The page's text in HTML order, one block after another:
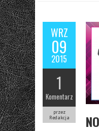
WRZ
09
2015
1
Komentarz
przez
Redakcja